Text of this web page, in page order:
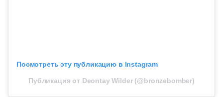
Посмотреть эту публикацию в Instagram
Публикация от Deontay Wilder (@bronzebomber)